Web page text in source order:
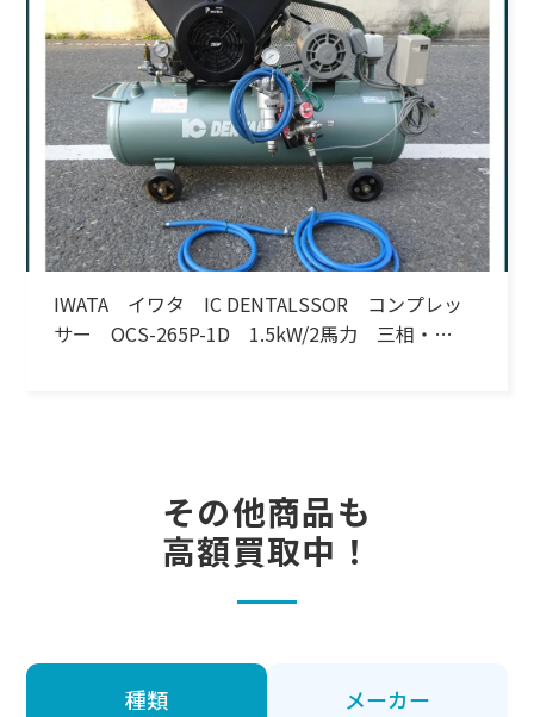
IWATA イワタ IC DENTALSSOR コンプレッ
サー OCS-265P-1D 1.5kW/2馬力 三相・
その他商品も
高額買取中！
種類 メーカー